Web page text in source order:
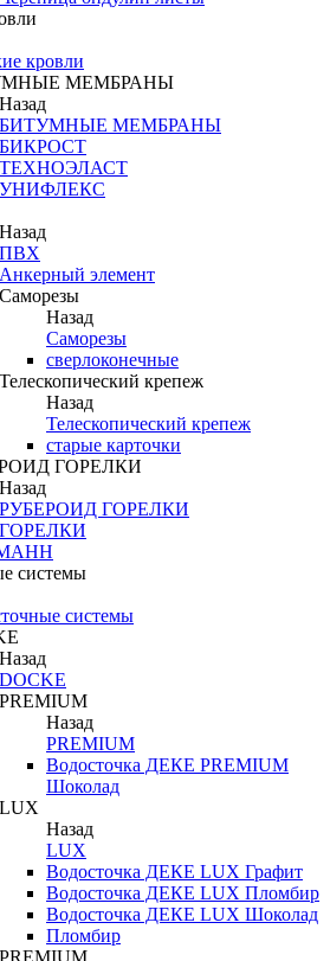
кровли
МЕМБРАНЫ
Назад
БИТУМНЫЕ МЕМБРАНЫ
БИКРОСТ
ТЕХНОЭЛАСТ
УНИФЛЕКС
Назад
ПВХ
Анкерный элемент
Саморезы
Назад
Саморезы
сверлоконечные
Телескопический крепеж
Назад
Телескопический крепеж
старые карточки
ГОРЕЛКИ
Назад
РУБЕРОИД ГОРЕЛКИ
ГОРЕЛКИ
системы
системы
Назад
DOCKE
PREMIUM
Назад
PREMIUM
Водосточка ДЕКЕ PREMIUM
Шоколад
LUX
Назад
LUX
Водосточка ДЕКЕ LUX Графит
Водосточка ДЕКЕ LUX Пломбир
Водосточка ДЕКЕ LUX Шоколад
Пломбир
PREMIUM